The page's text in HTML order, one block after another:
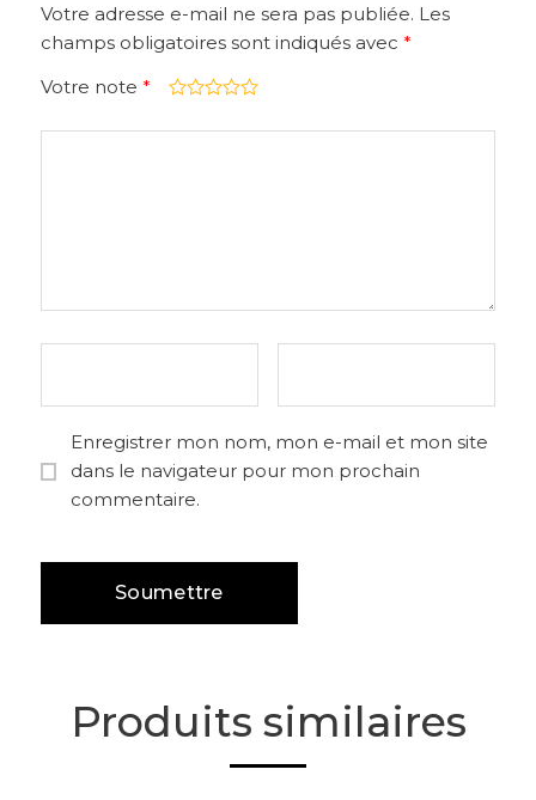
Votre adresse e-mail ne sera pas publiée. Les
champs obligatoires sont indiqués avec *
Votre note *
Enregistrer mon nom, mon e-mail et mon site
dans le navigateur pour mon prochain
commentaire.
Produits similaires